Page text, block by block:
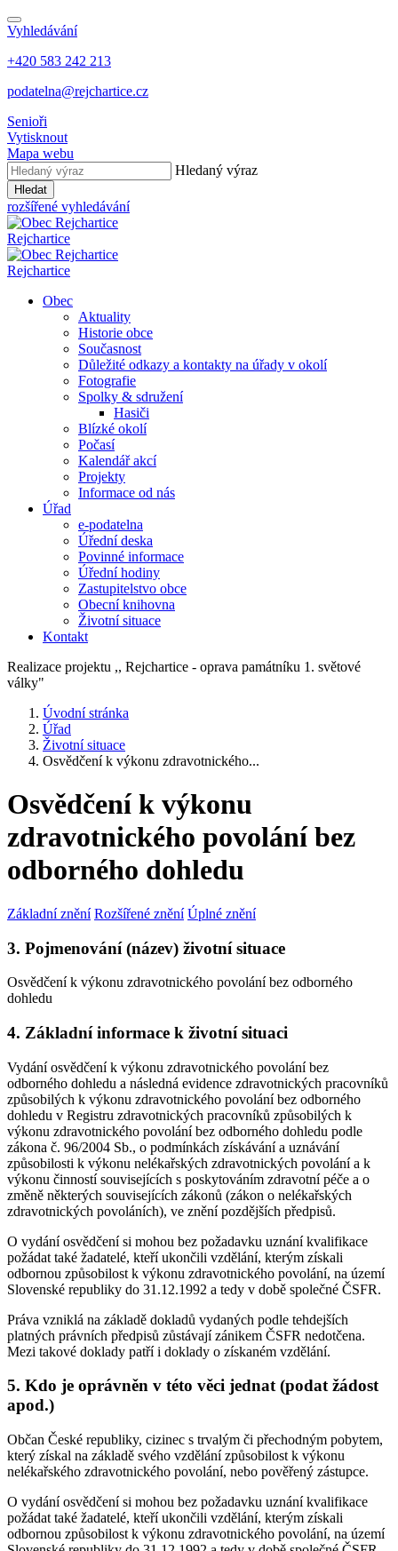
Vyhledávání
+420 583 242 213
podatelna@rejchartice.cz
Senioři
Vytisknout
Mapa webu
Hledaný výraz
Hledat
rozšířené vyhledávání
Rejchartice
Rejchartice
Obec
Aktuality
Historie obce
Současnost
Důležité odkazy a kontakty na úřady v okolí
Fotografie
Spolky & sdružení
Hasiči
Blízké okolí
Počasí
Kalendář akcí
Projekty
Informace od nás
Úřad
e-podatelna
Úřední deska
Povinné informace
Úřední hodiny
Zastupitelstvo obce
Obecní knihovna
Životní situace
Kontakt
Realizace projektu ,, Rejchartice - oprava památníku 1. světové
války"
Úvodní stránka
Úřad
Životní situace
Osvědčení k výkonu zdravotnického...
Osvědčení k výkonu
zdravotnického povolání bez
odborného dohledu
Základní znění Rozšířené znění Úplné znění
3. Pojmenování (název) životní situace
Osvědčení k výkonu zdravotnického povolání bez odborného
dohledu
4. Základní informace k životní situaci
Vydání osvědčení k výkonu zdravotnického povolání bez
odborného dohledu a následná evidence zdravotnických pracovníků
způsobilých k výkonu zdravotnického povolání bez odborného
dohledu v Registru zdravotnických pracovníků způsobilých k
výkonu zdravotnického povolání bez odborného dohledu podle
zákona č. 96/2004 Sb., o podmínkách získávání a uznávání
způsobilosti k výkonu nelékařských zdravotnických povolání a k
výkonu činností souvisejících s poskytováním zdravotní péče a o
změně některých souvisejících zákonů (zákon o nelékařských
zdravotnických povoláních), ve znění pozdějších předpisů.
O vydání osvědčení si mohou bez požadavku uznání kvalifikace
požádat také žadatelé, kteří ukončili vzdělání, kterým získali
odbornou způsobilost k výkonu zdravotnického povolání, na území
Slovenské republiky do 31.12.1992 a tedy v době společné ČSFR.
Práva vzniklá na základě dokladů vydaných podle tehdejších
platných právních předpisů zůstávají zánikem ČSFR nedotčena.
Mezi takové doklady patří i doklady o získaném vzdělání.
5. Kdo je oprávněn v této věci jednat (podat žádost
apod.)
Občan České republiky, cizinec s trvalým či přechodným pobytem,
který získal na základě svého vzdělání způsobilost k výkonu
nelékařského zdravotnického povolání, nebo pověřený zástupce.
O vydání osvědčení si mohou bez požadavku uznání kvalifikace
požádat také žadatelé, kteří ukončili vzdělání, kterým získali
odbornou způsobilost k výkonu zdravotnického povolání, na území